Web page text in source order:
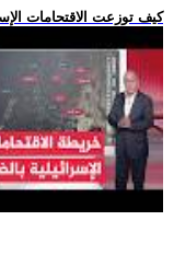
.. كيف توزعت الاقتحامات